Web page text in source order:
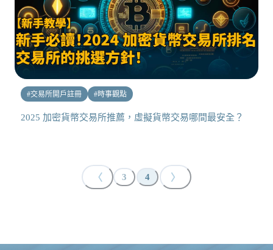
#交易所開戶註冊 #時事觀點
2025 加密貨幣交易所推薦，虛擬貨幣交易哪間最安全？
〈 3 4 〉